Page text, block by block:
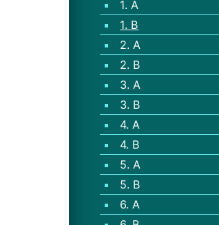
1. A
1. B
2. A
2. B
3. A
3. B
4. A
4. B
5. A
5. B
6. A